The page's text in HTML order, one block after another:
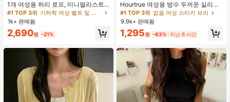
1개 여성용 허리 로프, 미니멀리스트
보헤미안 패션 매듭 허리 벨트, 드레
스, 캐주얼 팬츠와 함께 일상 착용에
적합한 장식용 허리 액세서리
#1 TOP 3위
기하학 여성 벨트 및 벨트 액세서리
거의 매진!
#1 TOP 3위
기하학 여성 벨트 및 벨트 액세서리
거의 매진!
#1 TOP 3위
거의 매진!
1k+ 판매됨
2,690원 -21%
Hourtrue 여성용 방수 두꺼운 실리콘
가슴 페탈, 작은 가슴 리프트업 & 푸시
인용, 웨딩 촬영 및 들러리용
#1 TOP 3위 없음 여성 스티키 브라
9.9k+ 판매됨
1,295원 -63% 지난 8 시간